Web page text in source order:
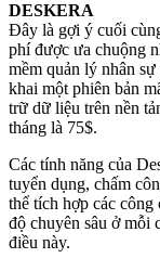
DESKERA
Đây là gợi ý cuối
phí được ưa chuộng
mềm quản lý nhân
khai một phiên bản
trữ dữ liệu trên nền
tháng là 75$.
Các tính năng của
tuyển dụng, chấm
thể tích hợp các
độ chuyên sâu ở mỗi
điều này.